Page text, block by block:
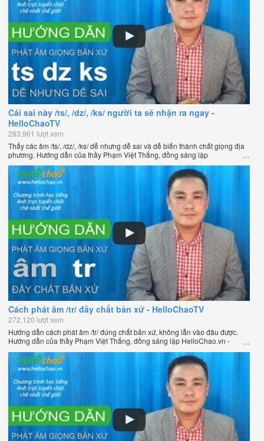
Cái sai này /ts/, /dz/, /ks/ người ta sẽ nhận ra ngay -
HelloChaoTV
283,961 lượt xem
Thấy các âm /ts/, /dz/, /ks/ dễ nhưng dễ sai và dễ biến thành chất giọng địa
phương. Hướng dẫn của thầy Phạm Việt Thắng, đồng sáng lập
HelloChao.vn - Chương trình dạy tiếng Anh trực tuyến chặt chẽ nhất thế
giới.
Cách phát âm /tr/ đầy chất bản xứ - HelloChaoTV
272,120 lượt xem
Hướng dẫn cách phát âm /tr/ đúng chất bản xứ, không lẫn vào đâu được.
Hướng dẫn của thầy Phạm Việt Thắng, đồng sáng lập HelloChao.vn -